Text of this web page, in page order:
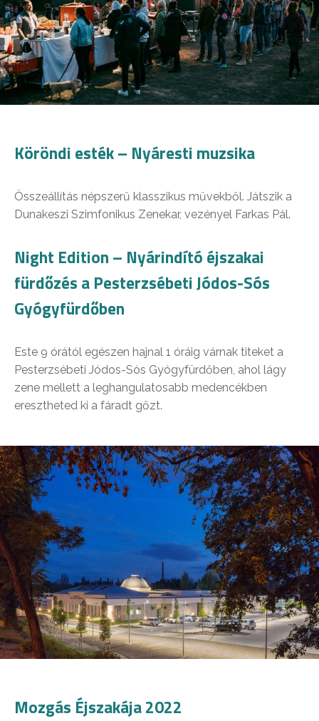
Köröndi esték – Nyáresti muzsika
Összeállítás népszerű klasszikus művekből. Játszik a
Dunakeszi Szimfonikus Zenekar, vezényel Farkas Pál.
Night Edition – Nyárindító éjszakai
fürdőzés a Pesterzsébeti Jódos-Sós
Gyógyfürdőben
Este 9 órától egészen hajnal 1 óráig várnak titeket a
Pesterzsébeti Jódos-Sós Gyógyfürdőben, ahol lágy
zene mellett a leghangulatosabb medencékben
eresztheted ki a fáradt gőzt.
Mozgás Éjszakája 2022